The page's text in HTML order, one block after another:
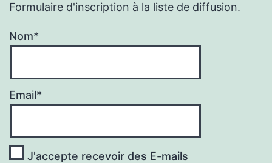
Formulaire d'inscription à la liste de diffusion.
Nom*
Email*
J'accepte recevoir des E-mails